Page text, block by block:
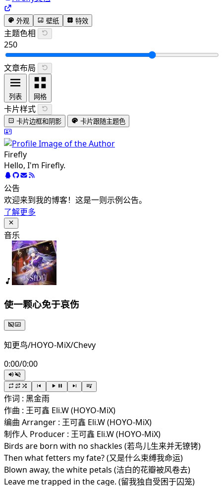
外观 壁纸 特效
主题色相
250
文章布局
列表 网格
卡片样式
卡片边框和阴影 卡片跟随主题色
Firefly
Hello, I'm Firefly.
公告
欢迎来到我的博客！这是一则示例公告。
了解更多
音乐
使一颗心免于哀伤
知更鸟/HOYO-MiX/Chevy
0:00/0:00
作词 : 黑金雨
作曲 : 王可鑫 Eli.W (HOYO-MiX)
编曲 Arranger : 王可鑫 Eli.W (HOYO-MiX)
制作人 Producer : 王可鑫 Eli.W (HOYO-MiX)
Birds are born with no shackles (若鸟儿生来并无镣铐)
Then what fetters my fate? (又是什么束缚我命运)
Blown away, the white petals (洁白的花瓣被风卷去)
Leave me trapped in the cage. (留我独自受困于囚笼)